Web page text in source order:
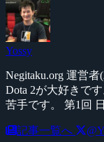
Yossy
Negitaku.org 運営者
Dota 2が大好きで
苦手です。 第1回
記事一覧へ